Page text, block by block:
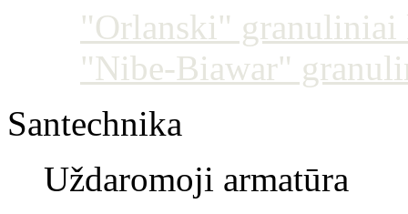
"Orlanski" granuliniai
"Nibe-Biawar"
Santechnika
Uždaromoji armatūra